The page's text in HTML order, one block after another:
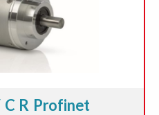
R Profinet